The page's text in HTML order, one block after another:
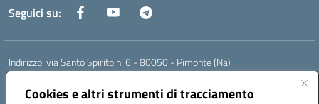
Cookies e altri strumenti di tracciamento
Seguici su:
Indirizzo:via Santo Spirito,n. 6 - 80050 - Pimonte (Na)
Centralino:
Posta elettronica certificata (PEC):naic86400x@pec.istruzione.it